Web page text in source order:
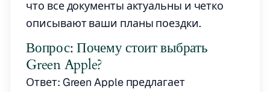
что все документы актуальны и четко
описывают ваши планы поездки.
Вопрос: Почему стоит выбрать
Green Apple?
Ответ: Green Apple предлагает